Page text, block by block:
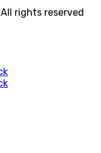
rights reserved